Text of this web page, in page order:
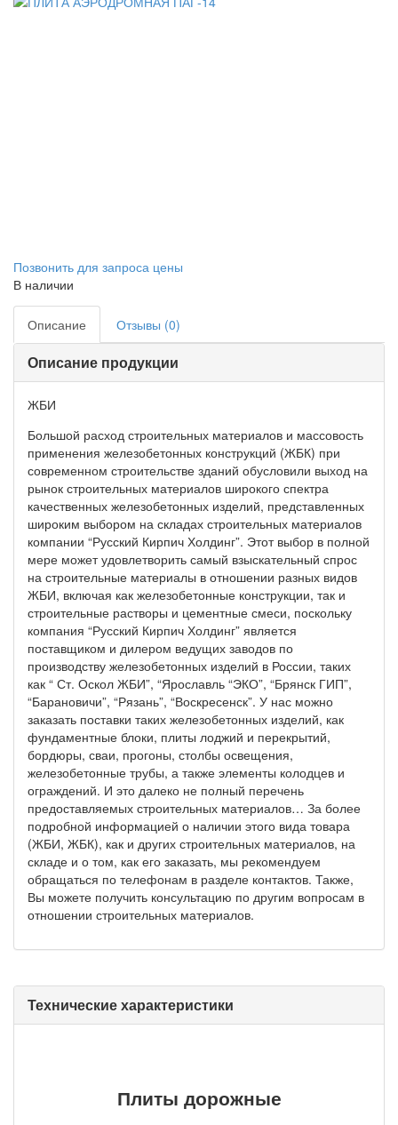
Позвонить для запроса цены
В наличии
Описание Отзывы (0)
Описание продукции
ЖБИ
Большой расход строительных материалов и массовость
применения железобетонных конструкций (ЖБК) при
современном строительстве зданий обусловили выход на
рынок строительных материалов широкого спектра
качественных железобетонных изделий, представленных
широким выбором на складах строительных материалов
компании “Русский Кирпич Холдинг”. Этот выбор в полной
мере может удовлетворить самый взыскательный спрос
на строительные материалы в отношении разных видов
ЖБИ, включая как железобетонные конструкции, так и
строительные растворы и цементные смеси, поскольку
компания “Русский Кирпич Холдинг” является
поставщиком и дилером ведущих заводов по
производству железобетонных изделий в России, таких
как “ Ст. Оскол ЖБИ”, “Ярославль “ЭКО”, “Брянск ГИП”,
“Барановичи”, “Рязань”, “Воскресенск”. У нас можно
заказать поставки таких железобетонных изделий, как
фундаментные блоки, плиты лоджий и перекрытий,
бордюры, сваи, прогоны, столбы освещения,
железобетонные трубы, а также элементы колодцев и
ограждений. И это далеко не полный перечень
предоставляемых строительных материалов… За более
подробной информацией о наличии этого вида товара
(ЖБИ, ЖБК), как и других строительных материалов, на
складе и о том, как его заказать, мы рекомендуем
обращаться по телефонам в разделе контактов. Также,
Вы можете получить консультацию по другим вопросам в
отношении строительных материалов.
Технические характеристики
Плиты дорожные